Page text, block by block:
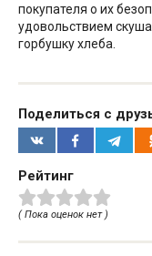
покупателя о их
удовольствием
горбушку хлеба.
Поделиться с
Рейтинг
( Пока оценок нет )